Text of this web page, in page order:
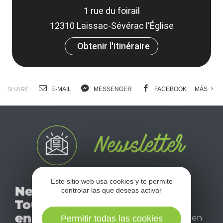
1 rue du foirail
12310 Laissac-Sévérac l'Église
Obtenir l'itinéraire
SHARE : E-MAIL MESSENGER FACEBOOK MÁS
Newsletter
Tourismo
en Aveyron
No se pierda nuestro
mensual newsletter y
déjese inspirar para
disfrutar de su estancia en
Este sitio web usa cookies y te permite
controlar las que deseas activar
Permitir todas las cookies